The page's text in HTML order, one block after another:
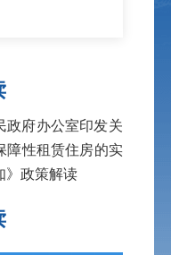
政府办公室印发关
障性租赁住房的实
》政策解读